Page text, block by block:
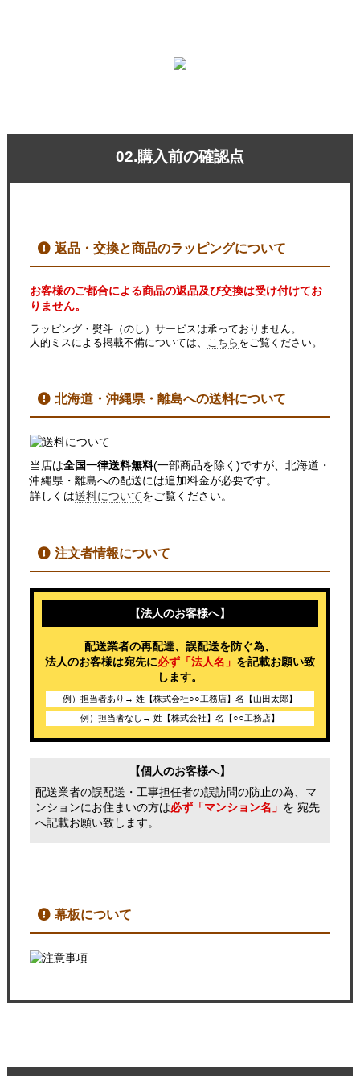
02.購入前の確認点
返品・交換と商品のラッピングについて
お客様のご都合による商品の返品及び交換は受け付けてお
りません。
ラッピング・熨斗（のし）サービスは承っておりません。
人的ミスによる掲載不備については、 こちら をご覧ください。
北海道・沖縄県・離島への送料について
当店は全国一律送料無料(一部商品を除く)ですが、北海道・
沖縄県・離島への配送には追加料金が必要です。
詳しくは送料についてをご覧ください。
注文者情報について
【法人のお客様へ】
配送業者の再配達、誤配送を防ぐ為、
法人のお客様は宛先に必ず「法人名」 を記載お願い致
します。
例）担当者あり→ 姓【株式会社○○工務店】名【山田太郎】
例）担当者なし→ 姓【株式会社】名【○○工務店】
【個人のお客様へ】
配送業者の誤配送・工事担任者の誤訪問の防止の為、マ
ンションにお住まいの方は必ず「マンション名」 を 宛先
へ記載お願い致します。
幕板について